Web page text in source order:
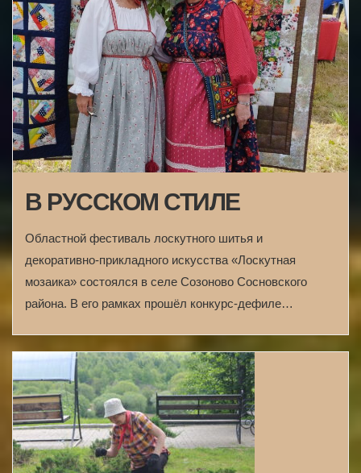
В РУССКОМ СТИЛЕ
Областной фестиваль лоскутного шитья и
декоративно-прикладного искусства «Лоскутная
мозаика» состоялся в селе Созоново Сосновского
района. В его рамках прошёл конкурс-дефиле…